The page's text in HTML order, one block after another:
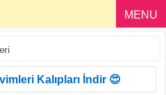
MENU
Kalıpları İndir 😍